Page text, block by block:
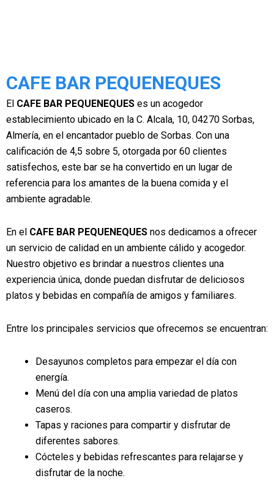
CAFE BAR PEQUENEQUES
El CAFE BAR PEQUENEQUES es un acogedor
establecimiento ubicado en la C. Alcala, 10, 04270 Sorbas,
Almería, en el encantador pueblo de Sorbas. Con una
calificación de 4,5 sobre 5, otorgada por 60 clientes
satisfechos, este bar se ha convertido en un lugar de
referencia para los amantes de la buena comida y el
ambiente agradable.
En el CAFE BAR PEQUENEQUES nos dedicamos a ofrecer
un servicio de calidad en un ambiente cálido y acogedor.
Nuestro objetivo es brindar a nuestros clientes una
experiencia única, donde puedan disfrutar de deliciosos
platos y bebidas en compañía de amigos y familiares.
Entre los principales servicios que ofrecemos se encuentran:
Desayunos completos para empezar el día con
energía.
Menú del día con una amplia variedad de platos
caseros.
Tapas y raciones para compartir y disfrutar de
diferentes sabores.
Cócteles y bebidas refrescantes para relajarse y
disfrutar de la noche.